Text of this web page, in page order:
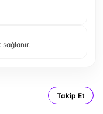
Takip Et